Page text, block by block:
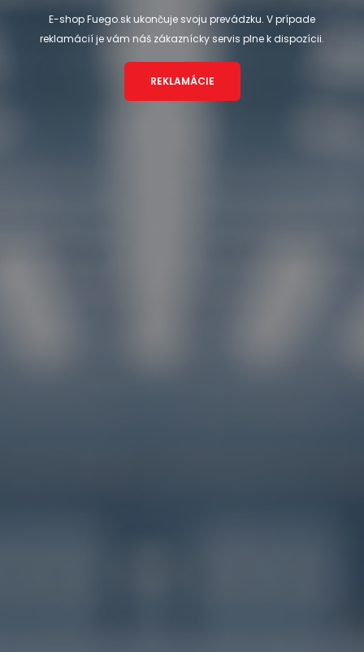
E-shop Fuego.sk ukončuje svoju prevádzku. V prípade
reklamácií je vám náš zákaznícky servis plne k dispozícii.
REKLAMÁCIE